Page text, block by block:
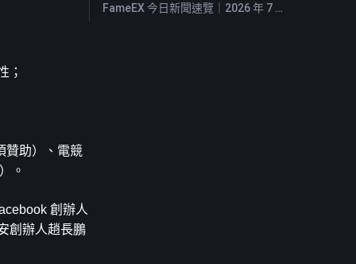
；
贊助）、電競
。
創辦人
創辦人趙長鵬
FameEX 今日新聞速覽｜2026 年 7 月 28 日